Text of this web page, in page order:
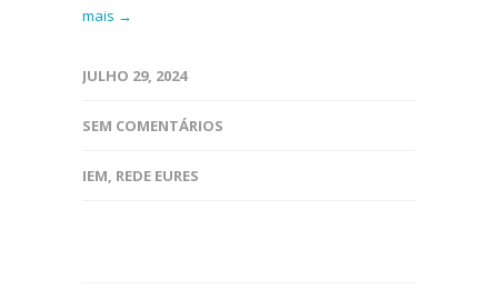
mais →
JULHO 29, 2024
SEM COMENTÁRIOS
IEM, REDE EURES